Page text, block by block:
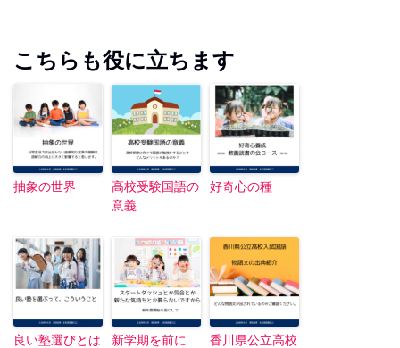
こちらも役に立ちます
抽象の世界
高校受験国語の
意義
好奇心の種
良い塾選びとは 新学期を前に
香川県公立高校